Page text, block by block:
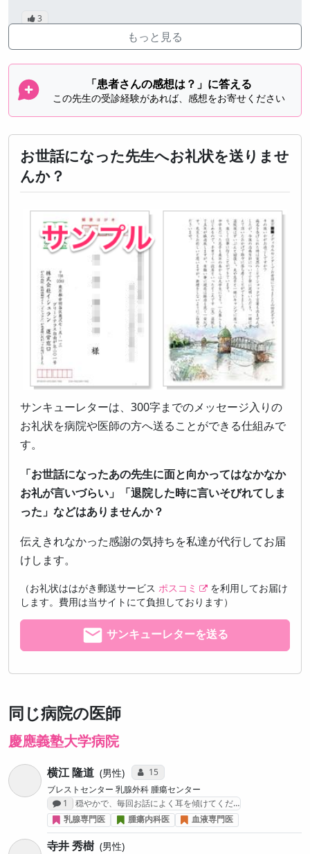
3
もっと見る
「患者さんの感想は？」に答える
この先生の受診経験があれば、感想をお寄せください
お世話になった先生へお礼状を送りませ
んか？
サンキューレターは、300字までのメッセージ入りの
お礼状を病院や医師の方へ送ることができる仕組みで
す。
「お世話になったあの先生に面と向かってはなかなか
お礼が言いづらい」「退院した時に言いそびれてしま
った」などはありませんか？
伝えきれなかった感謝の気持ちを私達が代行してお届
けします。
（お礼状ははがき郵送サービス ポスコミ
を利用してお届け
します。費用は当サイトにて負担しております）
サンキューレターを送る
同じ病院の医師
慶應義塾大学病院
横江 隆道 男性 コミュニケーション・タイプ投票数
15
ブレストセンター 乳腺外科 腫瘍センター
感想投稿数
1
穏やかで、毎回お話によく耳を傾けてくだ…
乳腺専門医
腫瘍内科医 血液専門医
寺井 秀樹 男性